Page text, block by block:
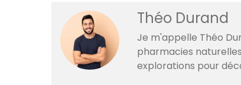
Théo Durand
Je m'appelle Théo
pharmacies
explorations pour